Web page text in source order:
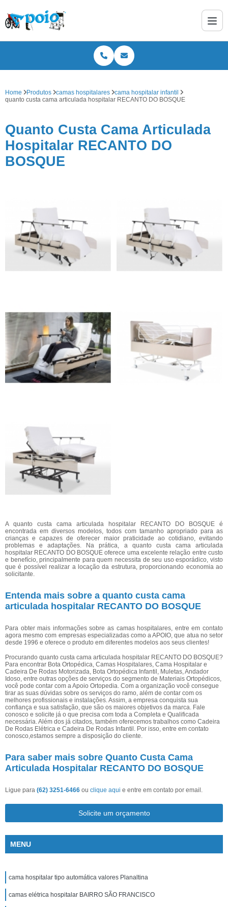
Home Produtos camas hospitalares
cama hospitalar infantil
quanto custa cama articulada hospitalar RECANTO DO BOSQUE
Quanto Custa Cama Articulada
Hospitalar RECANTO DO
BOSQUE
A quanto custa cama articulada hospitalar RECANTO DO BOSQUE é
encontrada em diversos modelos, todos com tamanho apropriado para as
crianças e capazes de oferecer maior praticidade ao cotidiano, evitando
problemas e adaptações. Na prática, a quanto custa cama articulada
hospitalar RECANTO DO BOSQUE oferece uma excelente relação entre custo
e benefício, principalmente para quem necessita de seu uso esporádico, visto
que é possível realizar a locação da estrutura, proporcionando economia ao
solicitante.
Entenda mais sobre a quanto custa cama
articulada hospitalar RECANTO DO BOSQUE
Para obter mais informações sobre as camas hospitalares, entre em contato
agora mesmo com empresas especializadas como a APOIO, que atua no setor
desde 1996 e oferece o produto em diferentes modelos aos seus clientes!
Procurando quanto custa cama articulada hospitalar RECANTO DO BOSQUE?
Para encontrar Bota Ortopédica, Camas Hospitalares, Cama Hospitalar e
Cadeira De Rodas Motorizada, Bota Ortopédica Infantil, Muletas, Andador
Idoso, entre outras opções de serviços do segmento de Materiais Ortopédicos,
você pode contar com a Apoio Ortopedia. Com a organização você consegue
tirar as suas dúvidas sobre os serviços do ramo, além de contar com os
melhores profissionais e instalações. Assim, a empresa conquista sua
confiança e sua satisfação, que são os maiores objetivos da marca. Fale
conosco e solicite já o que precisa com toda a Completa e Qualificada
necessária. Além dos já citados, também oferecemos trabalhos como Cadeira
De Rodas Elétrica e Cadeira De Rodas Infantil. Por isso, entre em contato
conosco,estamos sempre a disposição do cliente.
Para saber mais sobre Quanto Custa Cama
Articulada Hospitalar RECANTO DO BOSQUE
Ligue para (62) 3251-6466 ou clique aqui e entre em contato por email.
Solicite um orçamento
MENU
cama hospitalar tipo automática valores Planaltina
camas elétrica hospitalar BAIRRO SÃO FRANCISCO